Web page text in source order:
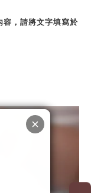
容，請將文字填寫於